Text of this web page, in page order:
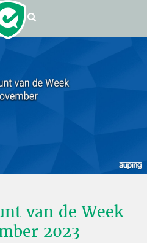
van de Week
2023